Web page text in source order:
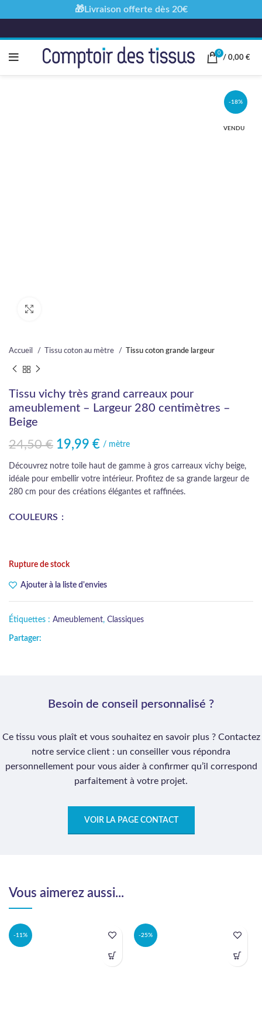
0
/ 0,00 €
-18%
VENDU
Accueil Tissu coton au mètre Tissu coton grande largeur
Tissu vichy très grand carreaux pour
ameublement – Largeur 280 centimètres –
Beige
24,50€
Le prix initial était : 24,50 €.
19,99 €
Le prix actuel est : 19,99 €./ mètre
Découvrez notre toile haut de gamme à gros carreaux vichy beige,
idéale pour embellir votre intérieur. Profitez de sa grande largeur de
280 cm pour des créations élégantes et raffinées.
COULEURS
Rupture de stock
Ajouter à la liste d'envies
Étiquettes : Ameublement, Classiques
Partager:
Besoin de conseil personnalisé ?
Ce tissu vous plaît et vous souhaitez en savoir plus ? Contactez
notre service client : un conseiller vous répondra
personnellement pour vous aider à confirmer qu’il correspond
parfaitement à votre projet.
VOIR LA PAGE CONTACT
Vous aimerez aussi...
-11% -25%
🎁Livraison offerte dès 20€